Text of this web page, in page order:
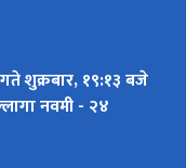
शुक्रबार, १९:१३ बजे
नवमी - २४